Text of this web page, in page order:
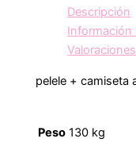
Descripción
Información
pelele + camiseta
Peso 130 kg